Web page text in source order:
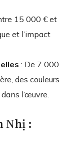
15 000 € et
et l’impact
: De 7 000
des couleurs
l’œuvre.
Nhị :